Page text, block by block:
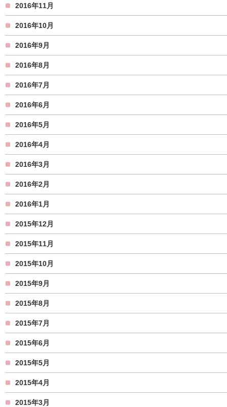
2016年11月
2016年10月
2016年9月
2016年8月
2016年7月
2016年6月
2016年5月
2016年4月
2016年3月
2016年2月
2016年1月
2015年12月
2015年11月
2015年10月
2015年9月
2015年8月
2015年7月
2015年6月
2015年5月
2015年4月
2015年3月